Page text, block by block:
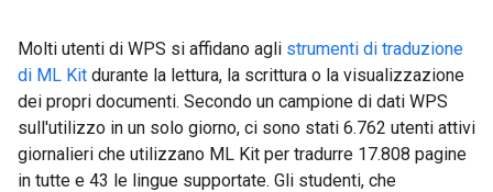
Molti utenti di WPS si affidano agli strumenti di traduzione
di ML Kit durante la lettura, la scrittura o la visualizzazione
dei propri documenti. Secondo un campione di dati WPS
sull'utilizzo in un solo giorno, ci sono stati 6.762 utenti attivi
giornalieri che utilizzano ML Kit per tradurre 17.808 pagine
in tutte e 43 le lingue supportate. Gli studenti, che